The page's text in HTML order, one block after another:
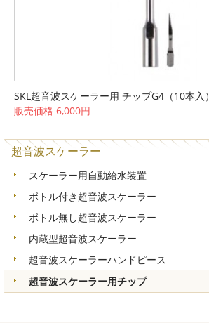
SKL超音波スケーラー用 チップG4（10本入）
販売価格 6,000円
超音波スケーラー
スケーラー用自動給水装置
ボトル付き超音波スケーラー
ボトル無し超音波スケーラー
内蔵型超音波スケーラー
超音波スケーラーハンドピース
超音波スケーラー用チップ